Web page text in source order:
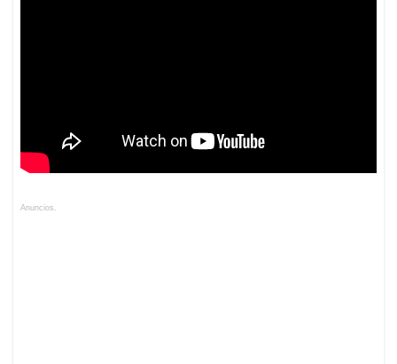
Anuncios.